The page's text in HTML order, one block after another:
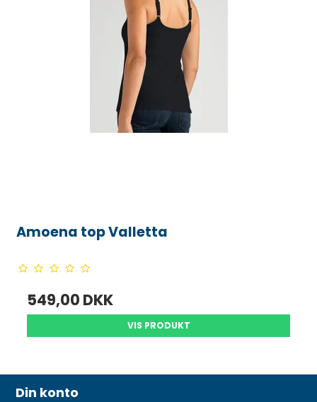
Amoena top Valletta
549,00 DKK
VIS PRODUKT
Din konto